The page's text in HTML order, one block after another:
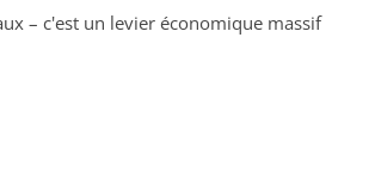
– c'est un levier économique massif